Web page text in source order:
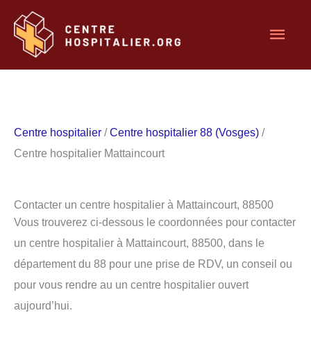
contenu
Centre hospitalier /Centre hospitalier 88 (Vosges) /
Centre hospitalier Mattaincourt
Contacter un centre hospitalier à Mattaincourt, 88500
Vous trouverez ci-dessous le coordonnées pour contacter
un centre hospitalier à Mattaincourt, 88500, dans le
département du 88 pour une prise de RDV, un conseil ou
pour vous rendre au un centre hospitalier ouvert
aujourd’hui.